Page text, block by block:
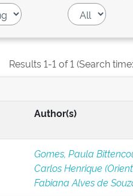
Results 1-1 of 1 (Search
Author(s)
Gomes, Paula
Carlos Henrique
Fabiana Alves de